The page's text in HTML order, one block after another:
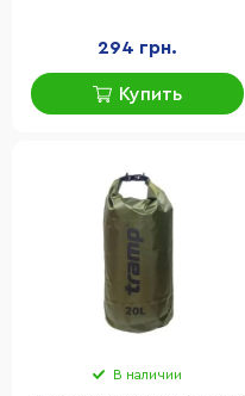
294 грн.
Купить
В наличии